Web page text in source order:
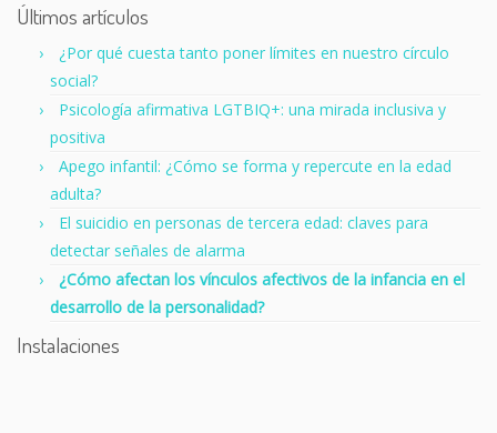
Últimos artículos
¿Por qué cuesta tanto poner límites en nuestro círculo
social?
Psicología afirmativa LGTBIQ+: una mirada inclusiva y
positiva
Apego infantil: ¿Cómo se forma y repercute en la edad
adulta?
El suicidio en personas de tercera edad: claves para
detectar señales de alarma
¿Cómo afectan los vínculos afectivos de la infancia en el
desarrollo de la personalidad?
Instalaciones